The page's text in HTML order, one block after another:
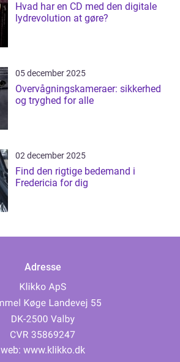
Hvad har en CD med den digitale
lydrevolution at gøre?
05 december 2025
Overvågningskameraer: sikkerhed
og tryghed for alle
02 december 2025
Find den rigtige bedemand i
Fredericia for dig
Adresse
web: www.klikko.dk